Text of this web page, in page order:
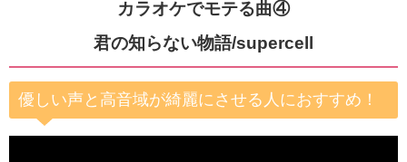
カラオケでモテる曲④
君の知らない物語/supercell
優しい声と高音域が綺麗にさせる人におすすめ！